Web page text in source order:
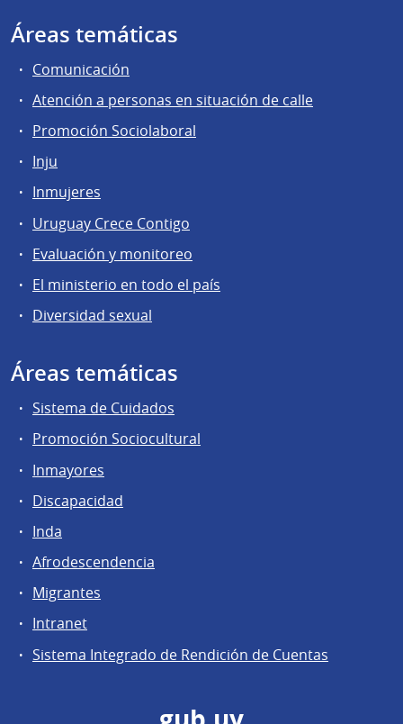
Áreas temáticas
Comunicación
Atención a personas en situación de calle
Promoción Sociolaboral
Inju
Inmujeres
Uruguay Crece Contigo
Evaluación y monitoreo
El ministerio en todo el país
Diversidad sexual
Áreas temáticas
Sistema de Cuidados
Promoción Sociocultural
Inmayores
Discapacidad
Inda
Afrodescendencia
Migrantes
Intranet
Sistema Integrado de Rendición de Cuentas